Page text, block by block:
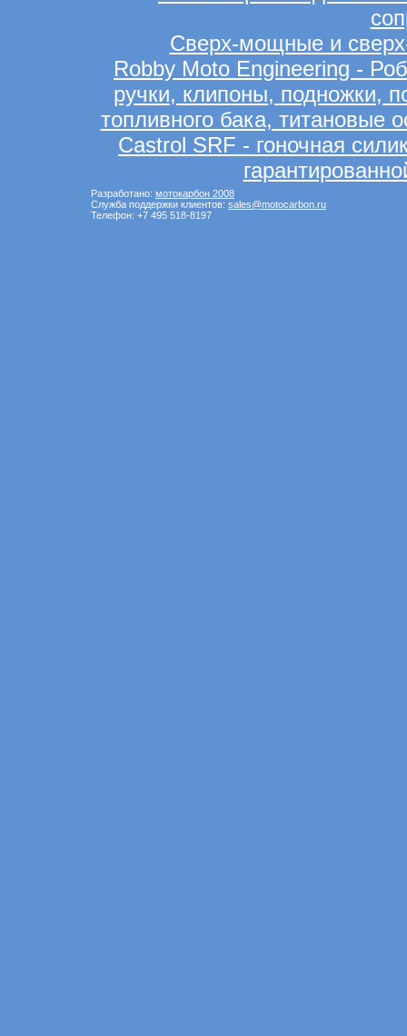
Сверх-мощные и
Robby Moto Engineering -
ручки, клипоны, подножки,
топливного бака, титановые
Castrol SRF - гоночная
Разработано: мотокарбон 2008
Служба поддержки клиентов: sales@motocarbon.ru
Телефон: +7 495 518-8197